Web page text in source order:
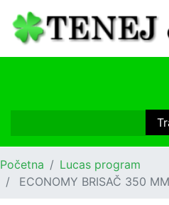
Početna
Lucas program
ECONOMY BRISAČ 350